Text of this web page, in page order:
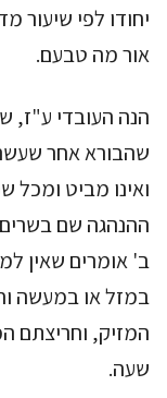
יחודו לפי שיעור
אור מה טבעם.
הנה העובדי ע"ז,
שהבורא אחר
ואינו מביט ומכל
ההנהגה שם
ב' אומרים שאין
במזל או במעשה
המזיק, וחריצתם
שעה.